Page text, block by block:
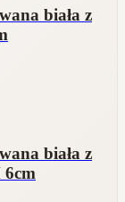
biała z
biała z